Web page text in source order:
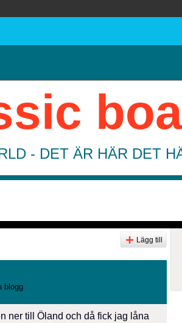
- DET ÄR HÄR DET
Lägg till
blogg
ner till Öland och då fick jag låna